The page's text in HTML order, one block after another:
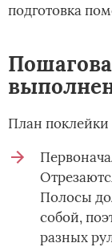
подготовка
План поклейки
Полосы
собой,
разных